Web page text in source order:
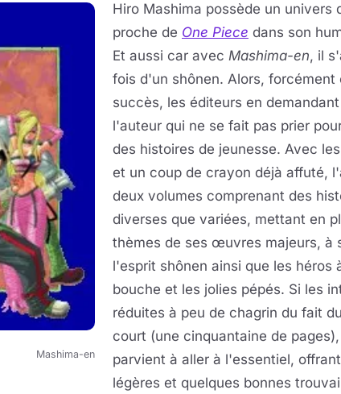
Mashima-en
Hiro Mashima possède un univers
proche de One Piece dans son
Et aussi car avec Mashima-en, il
fois d'un shônen. Alors, forcément
succès, les éditeurs en
l'auteur qui ne se fait pas prier
des histoires de jeunesse. Avec
et un coup de crayon déjà affuté,
deux volumes comprenant des
diverses que variées, mettant en
thèmes de ses œuvres majeurs, à
l'esprit shônen ainsi que les héros
bouche et les jolies pépés. Si les
réduites à peu de chagrin du fait
court (une cinquantaine de
parvient à aller à l'essentiel,
légères et quelques bonnes